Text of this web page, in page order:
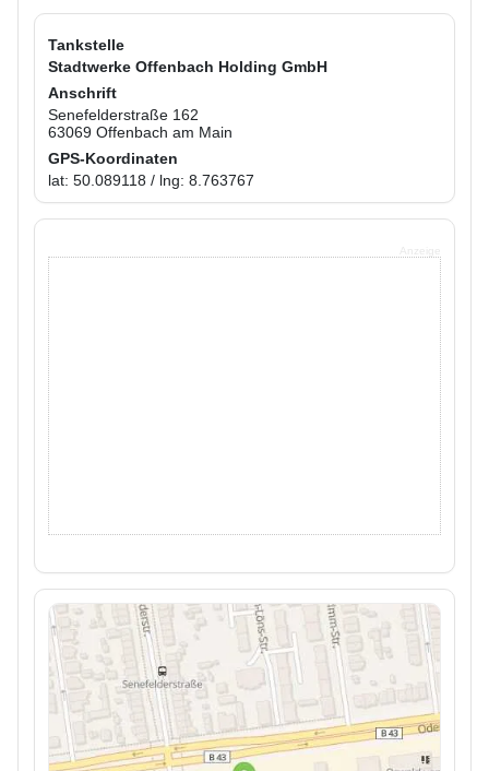
Tankstelle
Stadtwerke Offenbach Holding GmbH
Anschrift
Senefelderstraße 162
63069 Offenbach am Main
GPS-Koordinaten
lat: 50.089118 / lng: 8.763767